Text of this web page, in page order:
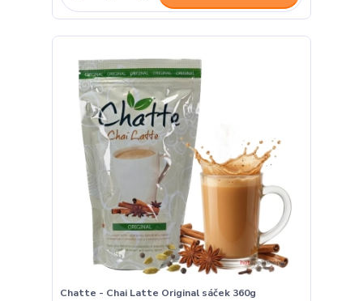
Chatte - Chai Latte Original sáček 360g